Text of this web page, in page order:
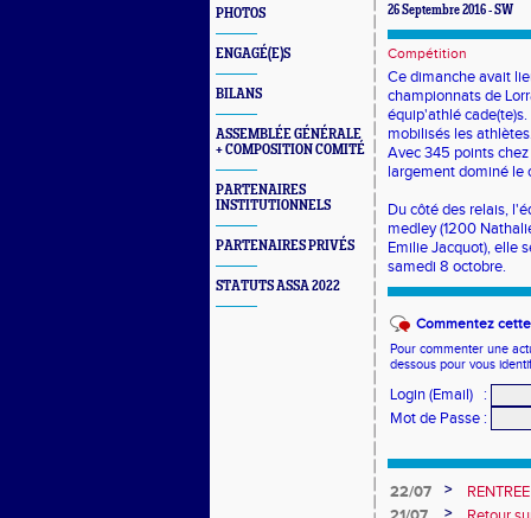
PHOTOS
ENGAGÉ(E)S
BILANS
ASSEMBLÉE GÉNÉRALE
+ COMPOSITION COMITÉ
PARTENAIRES
INSTITUTIONNELS
PARTENAIRES PRIVÉS
STATUTS ASSA 2022
26 Septembre 2016 - SW
Compétition
Ce dimanche avait
championnats de
équip'athlé
mobilisés les
Avec 345 points
largement dominé le
Du côté des relais,
medley (1200
Emilie Jacquot), elle
samedi 8 octobre.
Commentez
Pour commenter une
dessous pour vous
Login (Email)
:
Mot de Passe :
22/07 >
>